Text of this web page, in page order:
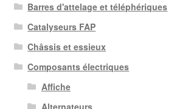
récent
au
plus
ancien
Barres d'attelage et téléphériques
Catalyseurs FAP
Châssis et essieux
Composants électriques
Affiche